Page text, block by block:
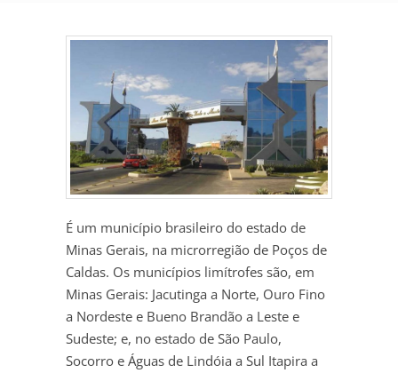
É um município brasileiro do estado de
Minas Gerais, na microrregião de Poços de
Caldas. Os municípios limítrofes são, em
Minas Gerais: Jacutinga a Norte, Ouro Fino
a Nordeste e Bueno Brandão a Leste e
Sudeste; e, no estado de São Paulo,
Socorro e Águas de Lindóia a Sul Itapira a